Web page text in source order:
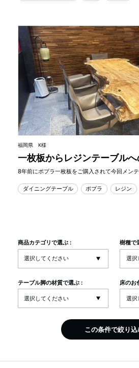
福岡県 K様
一枚板からレジンテーブル
8年前にポプラ一枚板をご購入されて今回メン
ダイニングテーブル ポプラ レジン
商品カテゴリで選ぶ : 樹種で
テーブル脚の材質で選ぶ : 床のお
この条件で絞り込